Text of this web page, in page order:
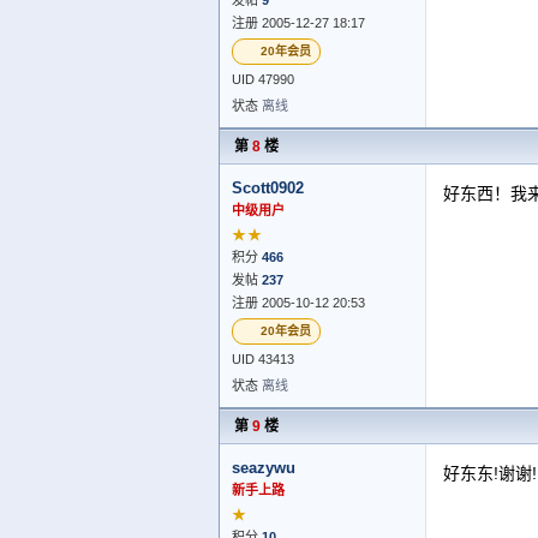
注册 2005-12-27 18:17
20年会员
UID 47990
状态 离线
第 8 楼
Scott0902
中级用户
★★
积分 466
发帖 237
注册 2005-10-12 20:53
20年会员
UID 43413
状态 离线
好东西！我
第 9 楼
seazywu
新手上路
★
好东东!谢谢!